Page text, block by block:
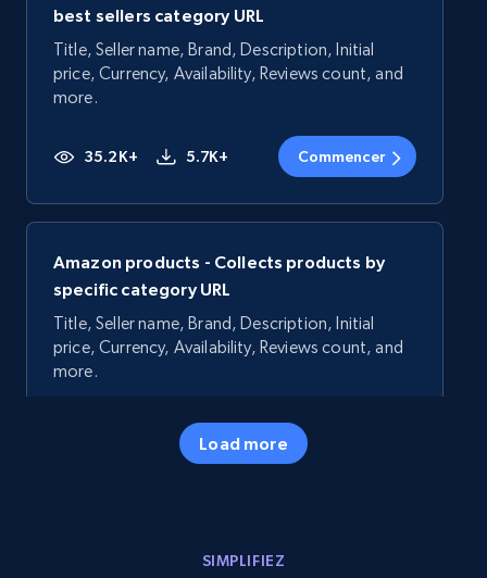
best sellers category URL
Title, Seller name, Brand, Description, Initial
price, Currency, Availability, Reviews count, and
more.
35.2K+ 5.7K+ Commencer
Amazon products - Collects products by
specific category URL
Title, Seller name, Brand, Description, Initial
price, Currency, Availability, Reviews count, and
more.
5.7K+ Commencer
Load more
SIMPLIFIEZ